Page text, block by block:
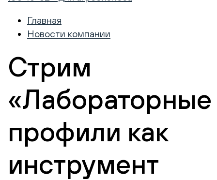
Главная
Новости компании
Стрим
«Лабораторные
профили как
инструмент